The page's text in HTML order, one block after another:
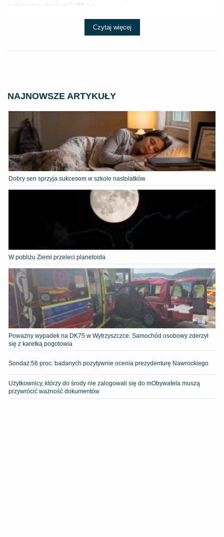
policjanta/adwokata". 89-let...
Czytaj więcej
NAJNOWSZE ARTYKUŁY
Dobry sen sprzyja sukcesom w szkole nastolatków
W pobliżu Ziemi przeleci planetoida
Poważny wypadek na DK75 w Wytrzyszczce. Samochód osobowy zderzył
się z karetką pogotowia
​Sondaż:56 proc. badanych pozytywnie ocenia prezydenturę Nawrockiego
Użytkownicy, którzy do środy nie zalogowali się do mObywatela muszą
przywrócić ważność dokumentów